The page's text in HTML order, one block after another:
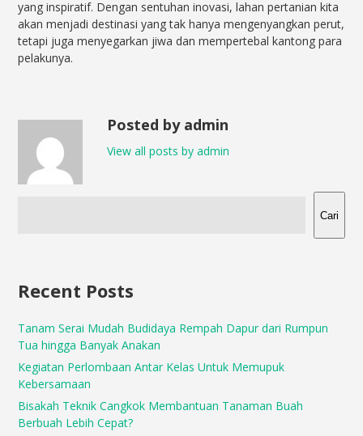
yang inspiratif. Dengan sentuhan inovasi, lahan pertanian kita
akan menjadi destinasi yang tak hanya mengenyangkan perut,
tetapi juga menyegarkan jiwa dan mempertebal kantong para
pelakunya.
Posted by admin
View all posts by admin
Cari
Recent Posts
Tanam Serai Mudah Budidaya Rempah Dapur dari Rumpun
Tua hingga Banyak Anakan
Kegiatan Perlombaan Antar Kelas Untuk Memupuk
Kebersamaan
Bisakah Teknik Cangkok Membantuan Tanaman Buah
Berbuah Lebih Cepat?